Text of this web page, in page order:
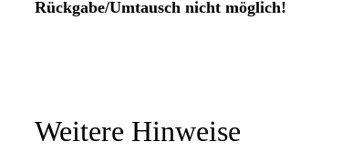
Rückgabe/Umtausch nicht möglich!
Weitere Hinweise